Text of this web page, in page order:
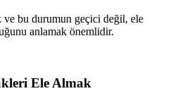
bu durumun geçici değil, ele
anlamak önemlidir.
Ele Almak